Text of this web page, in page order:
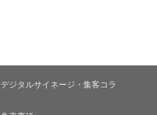
デジタルサイネージ・集客コラ